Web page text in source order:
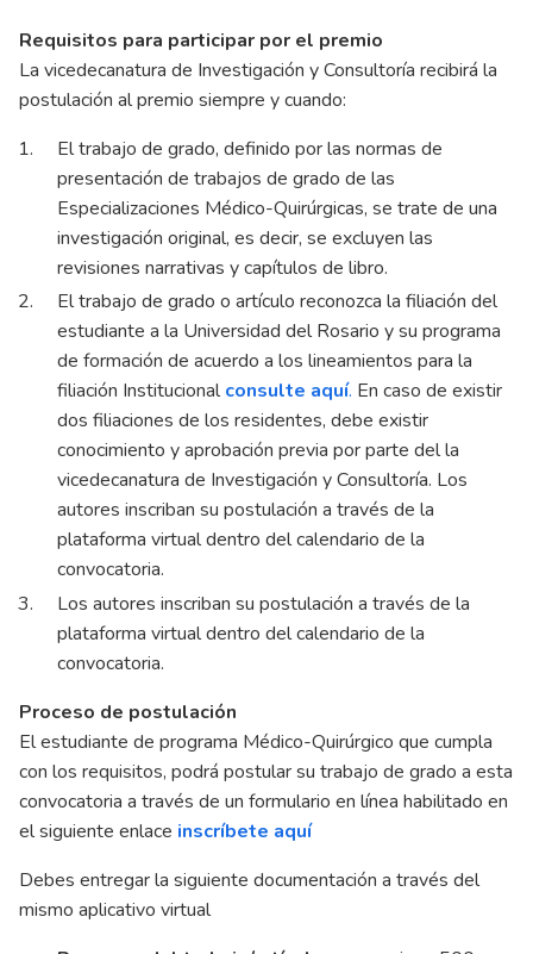
Requisitos para participar por el premio
La vicedecanatura de Investigación y Consultoría recibirá la
postulación al premio siempre y cuando:
El trabajo de grado, definido por las normas de
presentación de trabajos de grado de las
Especializaciones Médico-Quirúrgicas, se trate de una
investigación original, es decir, se excluyen las
revisiones narrativas y capítulos de libro.
El trabajo de grado o artículo reconozca la filiación del
estudiante a la Universidad del Rosario y su programa
de formación de acuerdo a los lineamientos para la
filiación Institucionalconsulte aquí. En caso de existir
dos filiaciones de los residentes, debe existir
conocimiento y aprobación previa por parte del la
vicedecanatura de Investigación y Consultoría. Los
autores inscriban su postulación a través de la
plataforma virtual dentro del calendario de la
convocatoria.
Los autores inscriban su postulación a través de la
plataforma virtual dentro del calendario de la
convocatoria.
Proceso de postulación
El estudiante de programa Médico-Quirúrgico que cumpla
con los requisitos, podrá postular su trabajo de grado a esta
convocatoria a través de un formulario en línea habilitado en
el siguiente enlace inscríbete aquí
Debes entregar la siguiente documentación a través del
mismo aplicativo virtual